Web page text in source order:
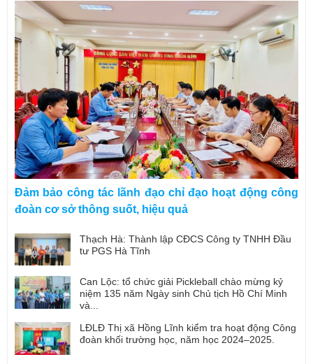
Đảm bảo công tác lãnh đạo chỉ đạo hoạt động công
đoàn cơ sở thông suốt, hiệu quả
Thạch Hà: Thành lập CĐCS Công ty TNHH Đầu
tư PGS Hà Tĩnh
Can Lộc: tổ chức giải Pickleball chào mừng kỷ
niệm 135 năm Ngày sinh Chủ tịch Hồ Chí Minh
và...
LĐLĐ Thị xã Hồng Lĩnh kiểm tra hoạt động Công
đoàn khối trường học, năm học 2024–2025.